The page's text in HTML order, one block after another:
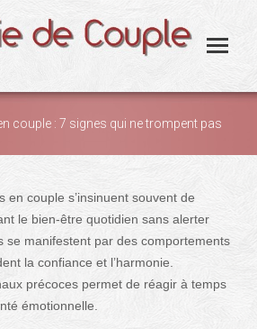
couple : 7 signes qui ne trompent pas
en couple s’insinuent souvent de
le bien-être quotidien sans alerter
se manifestent par des comportements
la confiance et l’harmonie.
précoces permet de réagir à temps
émotionnelle.